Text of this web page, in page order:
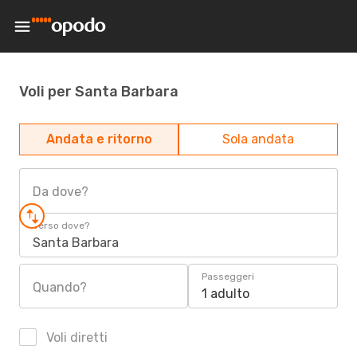
Voli per Santa Barbara
Andata e ritorno Sola andata
Da dove?
Verso dove?
Santa Barbara
Quando?
Passeggeri
1 adulto
Voli diretti